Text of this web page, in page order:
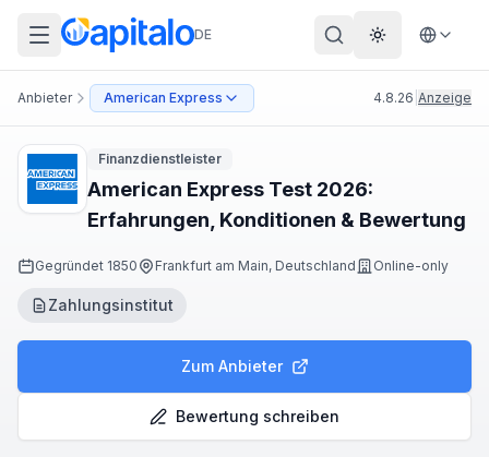
DE Theme
Anbieter American Express 4.8.26 Anzeige
Finanzdienstleister
American Express Test 2026:
Erfahrungen, Konditionen & Bewertung
Gegründet 1850 Frankfurt am Main, Deutschland Online-only
Zahlungsinstitut
Zum Anbieter
Bewertung schreiben